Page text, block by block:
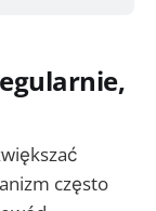
często